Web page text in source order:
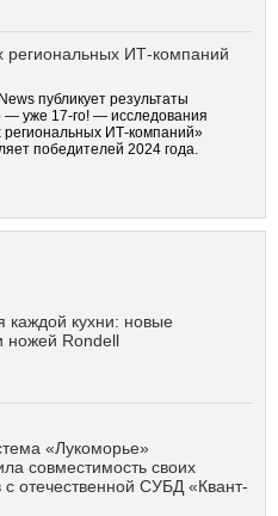
региональных ИТ-компаний
публикует результаты
— уже 17-го! — исследования
региональных ИТ-компаний»
победителей 2024 года.
каждой кухни: новые
ножей Rondell
«Лукоморье»
совместимость своих
с отечественной СУБД «Квант-